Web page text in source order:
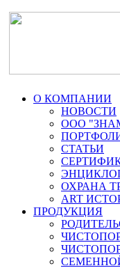
О КОМПАНИИ
НОВОСТИ
ООО
СТАТЬИ
ОХРАНА
ART
ПРОДУКЦИЯ